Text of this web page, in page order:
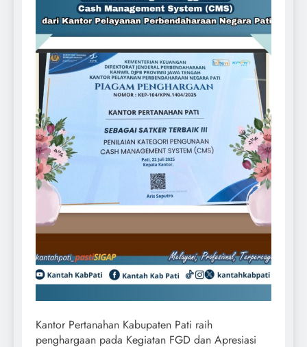
Kantor Pertanahan Kabupaten Pati raih
penghargaan pada Kegiatan FGD dan Apresiasi